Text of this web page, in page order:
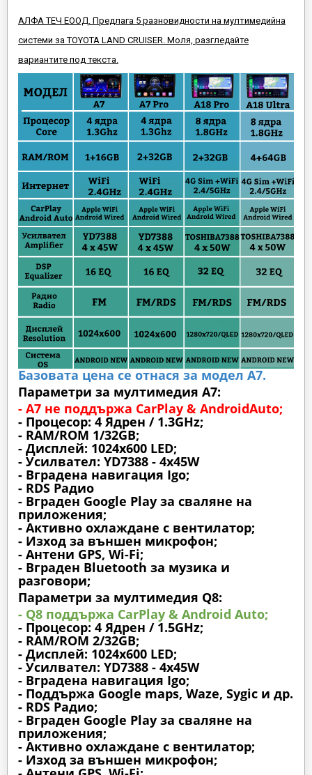
АЛФА ТЕЧ ЕООД. Предлага 5 разновидности на мултимедийна
системи за TOYOTA LAND CRUISER. Моля, разгледайте
вариантите под текста.
Базовата цена се отнася за модел А7.
Параметри за мултимедия A7:
- A7 не поддържа CarPlay & AndroidAuto;
- Процесор: 4 Ядрен / 1.3GHz;
- RAM/ROM 1/32GB;
- Дисплей: 1024х600 LED;
- Усилвател: YD7388 - 4x45W
- Вградена навигация Igo;
- RDS Радио
- Вграден Google Play за сваляне на
приложения;
- Активно охлаждане с вентилатор;
- Изход за външен микрофон;
- Антени GPS, Wi-Fi;
- Вграден Bluetooth за музика и
разговори;
Параметри за мултимедия Q8:
- Q8 поддържа CarPlay & Android Auto;
- Процесор: 4 Ядрен / 1.5GHz;
- RAM/ROM 2/32GB;
- Дисплей: 1024х600 LED;
- Усилвател: YD7388 - 4x45W
- Вградена навигация Igo;
- Поддържа Google maps, Waze, Sygic и др.
- RDS Радио;
- Вграден Google Play за сваляне на
приложения;
- Активно охлаждане с вентилатор;
- Изход за външен микрофон;